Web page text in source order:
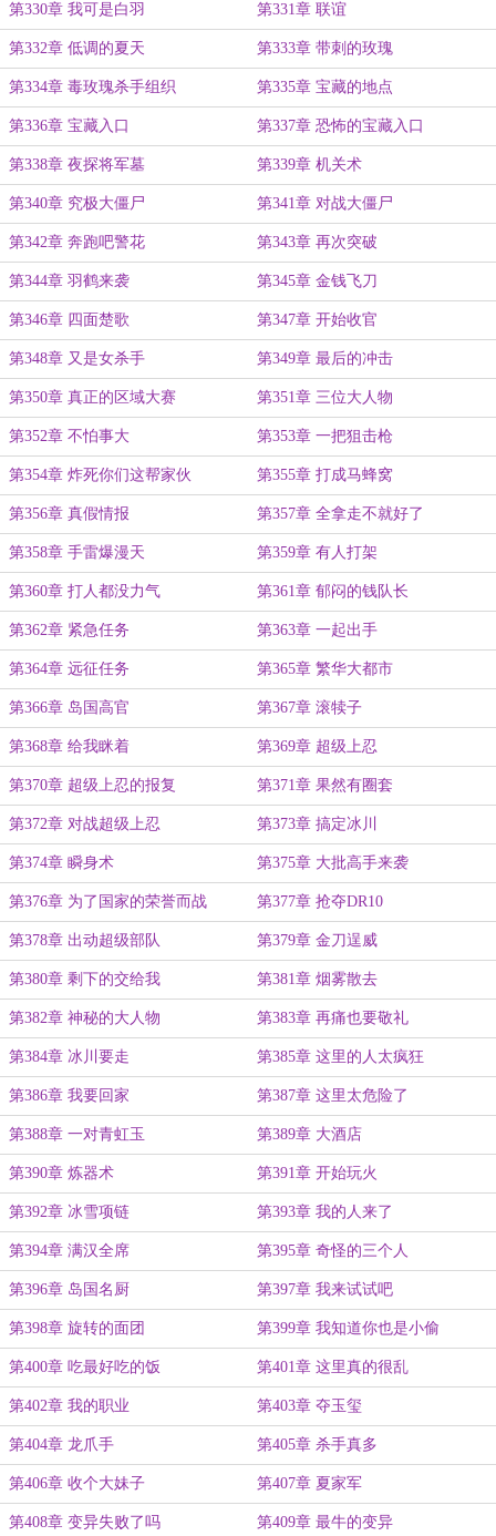
第330章 我可是白羽 第331章 联谊
第332章 低调的夏天 第333章 带刺的玫瑰
第334章 毒玫瑰杀手组织 第335章 宝藏的地点
第336章 宝藏入口 第337章 恐怖的宝藏入口
第338章 夜探将军墓 第339章 机关术
第340章 究极大僵尸 第341章 对战大僵尸
第342章 奔跑吧警花 第343章 再次突破
第344章 羽鹤来袭 第345章 金钱飞刀
第346章 四面楚歌 第347章 开始收官
第348章 又是女杀手 第349章 最后的冲击
第350章 真正的区域大赛 第351章 三位大人物
第352章 不怕事大 第353章 一把狙击枪
第354章 炸死你们这帮家伙 第355章 打成马蜂窝
第356章 真假情报 第357章 全拿走不就好了
第358章 手雷爆漫天 第359章 有人打架
第360章 打人都没力气 第361章 郁闷的钱队长
第362章 紧急任务 第363章 一起出手
第364章 远征任务 第365章 繁华大都市
第366章 岛国高官 第367章 滚犊子
第368章 给我眯着 第369章 超级上忍
第370章 超级上忍的报复 第371章 果然有圈套
第372章 对战超级上忍 第373章 搞定冰川
第374章 瞬身术 第375章 大批高手来袭
第376章 为了国家的荣誉而战 第377章 抢夺DR10
第378章 出动超级部队 第379章 金刀逞威
第380章 剩下的交给我 第381章 烟雾散去
第382章 神秘的大人物 第383章 再痛也要敬礼
第384章 冰川要走 第385章 这里的人太疯狂
第386章 我要回家 第387章 这里太危险了
第388章 一对青虹玉 第389章 大酒店
第390章 炼器术 第391章 开始玩火
第392章 冰雪项链 第393章 我的人来了
第394章 满汉全席 第395章 奇怪的三个人
第396章 岛国名厨 第397章 我来试试吧
第398章 旋转的面团 第399章 我知道你也是小偷
第400章 吃最好吃的饭 第401章 这里真的很乱
第402章 我的职业 第403章 夺玉玺
第404章 龙爪手 第405章 杀手真多
第406章 收个大妹子 第407章 夏家军
第408章 变异失败了吗 第409章 最牛的变异